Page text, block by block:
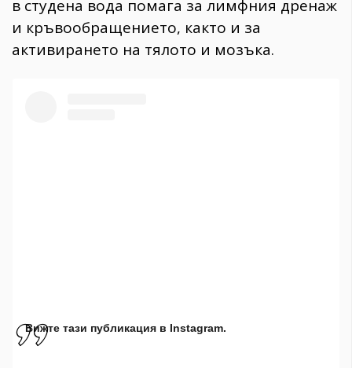
в студена вода помага за лимфния дренаж
и кръвообращението, както и за
активирането на тялото и мозъка.
Вижте тази публикация в Instagram.